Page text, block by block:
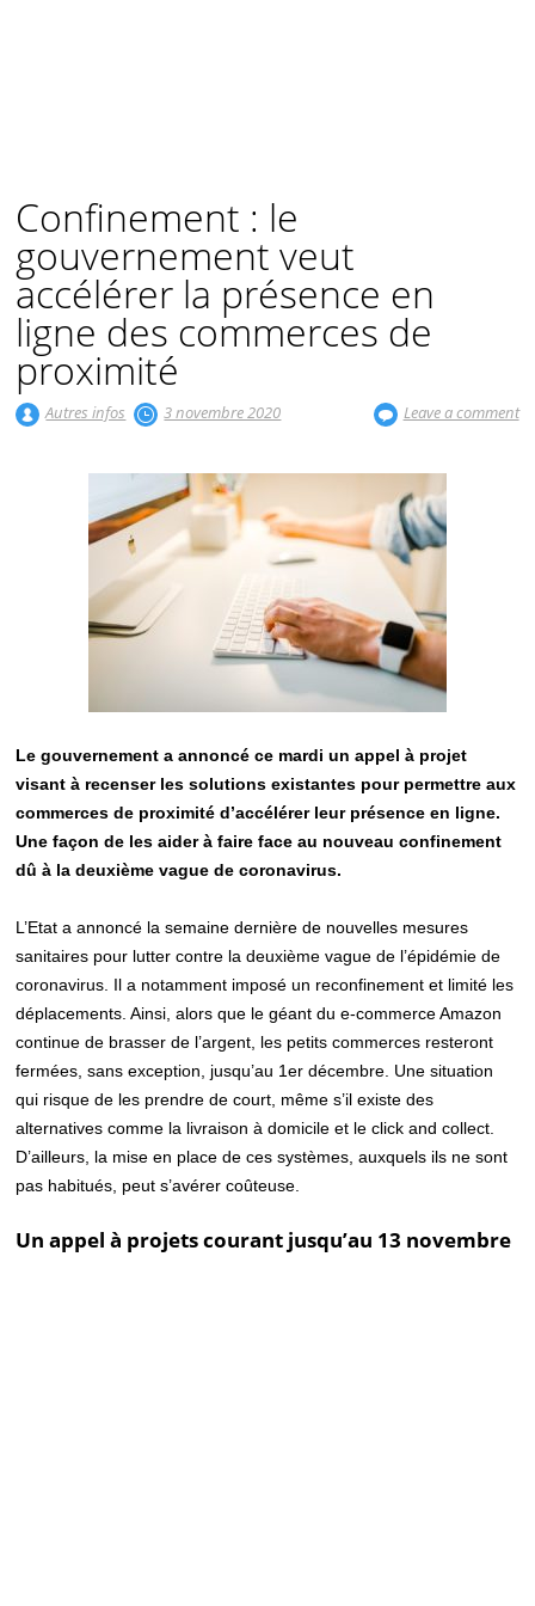
Confinement : le
gouvernement veut
accélérer la présence en
ligne des commerces de
proximité
Autres infos 3 novembre 2020 Leave a comment
Le gouvernement a annoncé ce mardi un appel à projet
visant à recenser les solutions existantes pour permettre aux
commerces de proximité d’accélérer leur présence en ligne.
Une façon de les aider à faire face au nouveau confinement
dû à la deuxième vague de coronavirus.
L’Etat a annoncé la semaine dernière de nouvelles mesures
sanitaires pour lutter contre la deuxième vague de l’épidémie de
coronavirus. Il a notamment imposé un reconfinement et limité les
déplacements. Ainsi, alors que le géant du e-commerce Amazon
continue de brasser de l’argent, les petits commerces resteront
fermées, sans exception, jusqu’au 1er décembre. Une situation
qui risque de les prendre de court, même s’il existe des
alternatives comme la livraison à domicile et le click and collect.
D’ailleurs, la mise en place de ces systèmes, auxquels ils ne sont
pas habitués, peut s’avérer coûteuse.
Un appel à projets courant jusqu’au 13 novembre